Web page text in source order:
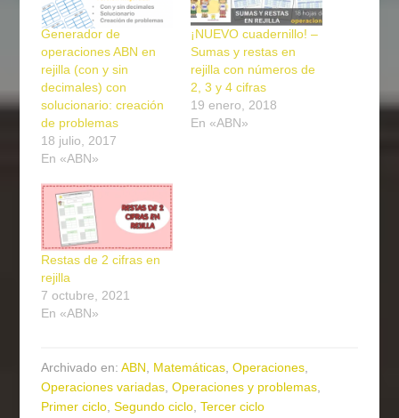
Generador de
operaciones ABN en
rejilla (con y sin
decimales) con
solucionario: creación
de problemas
18 julio, 2017
En «ABN»
¡NUEVO cuadernillo! –
Sumas y restas en
rejilla con números de
2, 3 y 4 cifras
19 enero, 2018
En «ABN»
Restas de 2 cifras en
rejilla
7 octubre, 2021
En «ABN»
Archivado en:ABN Matemáticas ,Operaciones
Operaciones variadas ,Operaciones y problemas
Primer ciclo ,Segundo ciclo ,Tercer ciclo